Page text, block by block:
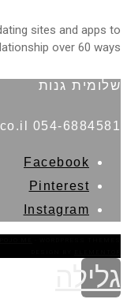
sites and apps to
over 60 ways
שלומית גנות
054-6884581 studio@shlomtz.co.il
Facebook
Pinterest
Instagram
גלילה